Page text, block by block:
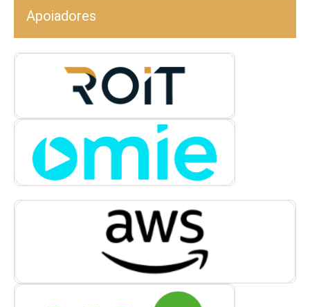
Apoiadores